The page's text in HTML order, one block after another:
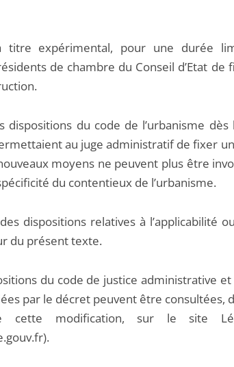
expérimental, pour une durée
de chambre du Conseil d’Etat de
dispositions du code de l’urbanisme dès
au juge administratif de fixer
moyens ne peuvent plus être
du contentieux de l’urbanisme.
dispositions relatives à l’applicabilité
du présent texte.
du code de justice administrative et
par le décret peuvent être consultées,
cette modification, sur le site